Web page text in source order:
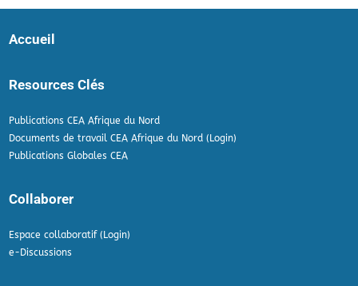
Accueil
Resources Clés
Publications CEA Afrique du Nord
Documents de travail CEA Afrique du Nord (Login)
Publications Globales CEA
Collaborer
Espace collaboratif (Login)
e-Discussions